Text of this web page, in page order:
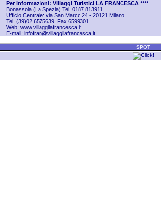
Per informazioni: Villaggi Turistici LA FRANCESCA ****
Bonassola (La Spezia) Tel. 0187.813911
Ufficio Centrale: via San Marco 24 - 20121 Milano
Tel. (39)02.6575639 Fax 6599301
Web: www.villaggilafrancesca.it
E-mail: infofran@villaggilafrancesca.it
SPOT